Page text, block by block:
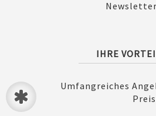
Newsletter
IHRE
Umfangreiches